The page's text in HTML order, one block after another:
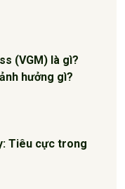
(VGM) là gì?
hưởng gì?
Tiêu cực trong